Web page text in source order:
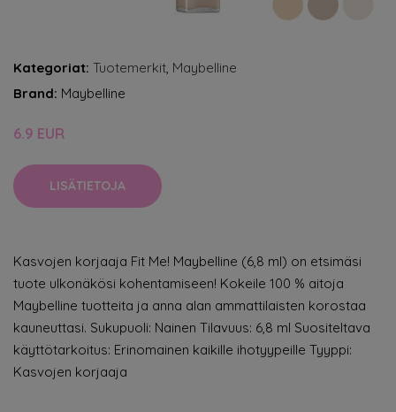
Kategoriat: Tuotemerkit, Maybelline
Brand: Maybelline
6.9 EUR
LISÄTIETOJA
Kasvojen korjaaja Fit Me! Maybelline (6,8 ml) on etsimäsi
tuote ulkonäkösi kohentamiseen! Kokeile 100 % aitoja
Maybelline tuotteita ja anna alan ammattilaisten korostaa
kauneuttasi. Sukupuoli: Nainen Tilavuus: 6,8 ml Suositeltava
käyttötarkoitus: Erinomainen kaikille ihotyypeille Tyyppi:
Kasvojen korjaaja